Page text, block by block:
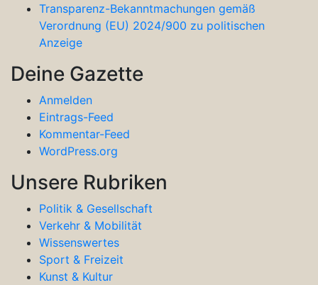
Transparenz-Bekanntmachungen gemäß
Verordnung (EU) 2024/900 zu politischen
Anzeige
Deine Gazette
Anmelden
Eintrags-Feed
Kommentar-Feed
WordPress.org
Unsere Rubriken
Politik & Gesellschaft
Verkehr & Mobilität
Wissenswertes
Sport & Freizeit
Kunst & Kultur